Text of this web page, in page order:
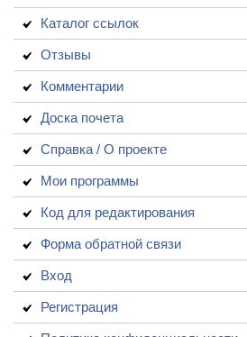
Каталог ссылок
Отзывы
Комментарии
Доска почета
Справка / О проекте
Мои программы
Код для редактирования
Форма обратной связи
Вход
Регистрация